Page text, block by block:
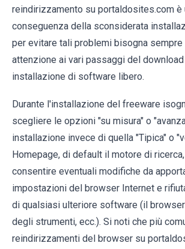
reindirizzamento su portaldosites.com è
conseguenza della sconsiderata
per evitare tali problemi bisogna
attenzione ai vari passaggi del
installazione di software libero.
Durante l'installazione del freeware
scegliere le opzioni "su misura" o
installazione invece di quella "Tipica" o
Homepage, di default il motore di
consentire eventuali modifiche da
impostazioni del browser Internet e
di qualsiasi ulteriore software (il
degli strumenti, ecc.). Si noti che più
reindirizzamenti del browser su